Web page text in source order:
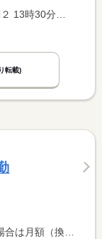
就業時間１ 7時30分〜9時00分 就業時間２ 13時30分〜15時00分 就業時間に関する特記事項 （１）＋（２）の勤務（３時間／日） <BR> 校外学習 月１〜２回
転載)
時間額を表示しています。